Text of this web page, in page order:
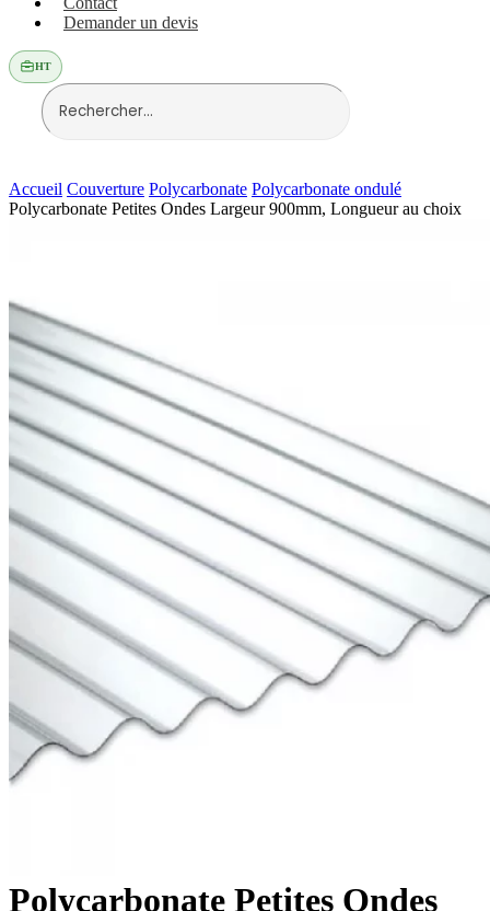
Demander un devis
HT
Accueil Couverture Polycarbonate Polycarbonate ondulé
Polycarbonate Petites Ondes Largeur 900mm, Longueur au choix
Polycarbonate Petites Ondes